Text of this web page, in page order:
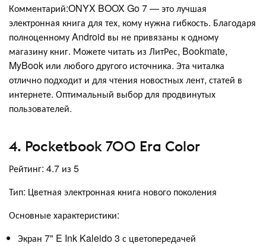
Комментарий:ONYX BOOX Go 7 — это лучшая
электронная книга для тех, кому нужна гибкость. Благодаря
полноценному Android вы не привязаны к одному
магазину книг. Можете читать из ЛитРес, Bookmate,
MyBook или любого другого источника. Эта читалка
отлично подходит и для чтения новостных лент, статей в
интернете. Оптимальный выбор для продвинутых
пользователей.
4. Pocketbook 700 Era Color
Рейтинг: 4.7 из 5
Тип: Цветная электронная книга нового поколения
Основные характеристики:
Экран 7" E Ink Kaleido 3 с цветопередачей